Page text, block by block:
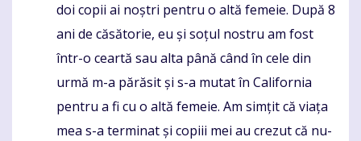
doi copii ai noștri pentru o altă femeie. După 8
ani de căsătorie, eu și soțul nostru am fost
într-o ceartă sau alta până când în cele din
urmă m-a părăsit și s-a mutat în California
pentru a fi cu o altă femeie. Am simțit că viața
mea s-a terminat și copiii mei au crezut că nu-